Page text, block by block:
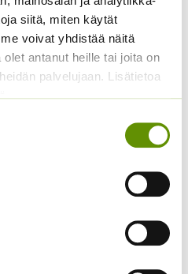
siitä, miten käytät
voivat yhdistää näitä
antanut heille tai joita on
palvelujaan. Lisätietoa
Kirjolupiini Russell
sekoitus noin 50 s
Sisältää arvonlisäveron